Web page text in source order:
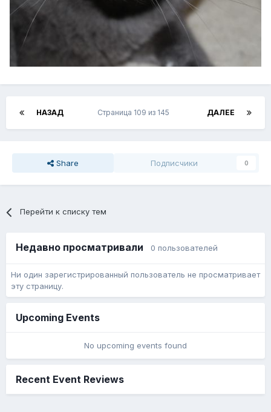
НАЗАД ДАЛЕЕ
Страница 109 из 145
Share Подписчики 0
Перейти к списку тем
Недавно просматривали 0 пользователей
Ни один зарегистрированный пользователь не просматривает
эту страницу.
Upcoming Events
No upcoming events found
Recent Event Reviews